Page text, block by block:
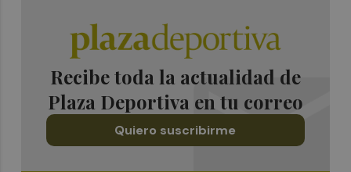
Recibe toda la actualidad de
Plaza Deportiva en tu correo
Quiero suscribirme